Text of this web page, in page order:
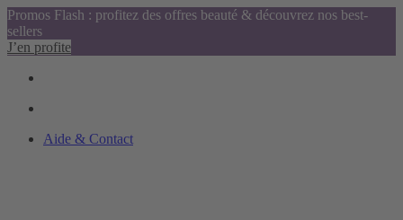
Promos Flash : profitez des offres beauté & découvrez nos best-
sellers
J’en profite
Aide & Contact